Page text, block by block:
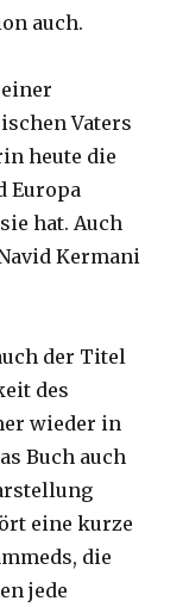
auch.
Vaters
heute die
Europa
hat. Auch
Kermani
der Titel
des
wieder in
Buch auch
eine kurze
die
jede